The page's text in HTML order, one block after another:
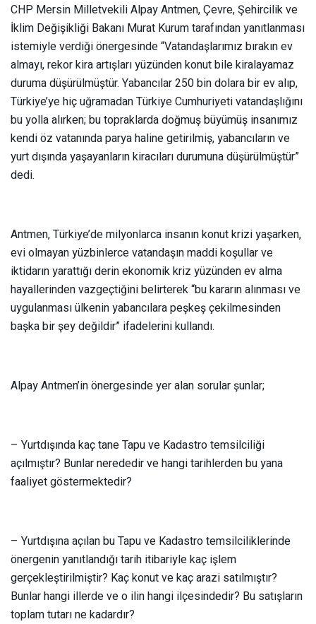
CHP Mersin Milletvekili Alpay Antmen, Çevre, Şehircilik ve
İklim Değişikliği Bakanı Murat Kurum tarafından yanıtlanması
istemiyle verdiği önergesinde “Vatandaşlarımız bırakın ev
almayı, rekor kira artışları yüzünden konut bile kiralayamaz
duruma düşürülmüştür. Yabancılar 250 bin dolara bir ev alıp,
Türkiye’ye hiç uğramadan Türkiye Cumhuriyeti vatandaşlığını
bu yolla alırken; bu topraklarda doğmuş büyümüş insanımız
kendi öz vatanında parya haline getirilmiş, yabancıların ve
yurt dışında yaşayanların kiracıları durumuna düşürülmüştür”
dedi.
Antmen, Türkiye’de milyonlarca insanın konut krizi yaşarken,
evi olmayan yüzbinlerce vatandaşın maddi koşullar ve
iktidarın yarattığı derin ekonomik kriz yüzünden ev alma
hayallerinden vazgeçtiğini belirterek “bu kararın alınması ve
uygulanması ülkenin yabancılara peşkeş çekilmesinden
başka bir şey değildir” ifadelerini kullandı.
Alpay Antmen’in önergesinde yer alan sorular şunlar;
– Yurtdışında kaç tane Tapu ve Kadastro temsilciliği
açılmıştır? Bunlar nerededir ve hangi tarihlerden bu yana
faaliyet göstermektedir?
– Yurtdışına açılan bu Tapu ve Kadastro temsilciliklerinde
önergenin yanıtlandığı tarih itibariyle kaç işlem
gerçekleştirilmiştir? Kaç konut ve kaç arazi satılmıştır?
Bunlar hangi illerde ve o ilin hangi ilçesindedir? Bu satışların
toplam tutarı ne kadardır?